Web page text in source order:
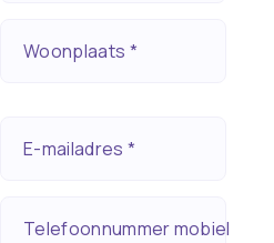
Woonplaats *
E-mailadres *
Telefoonnummer mobiel *